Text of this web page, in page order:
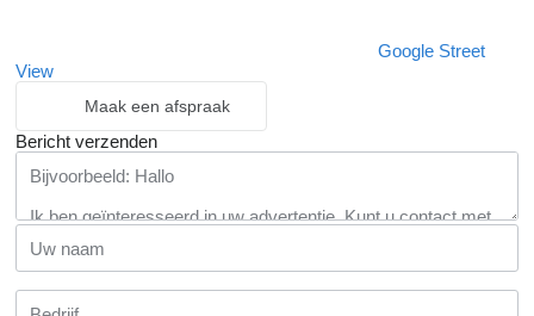
Google Street
View
Maak een afspraak
Bericht verzenden